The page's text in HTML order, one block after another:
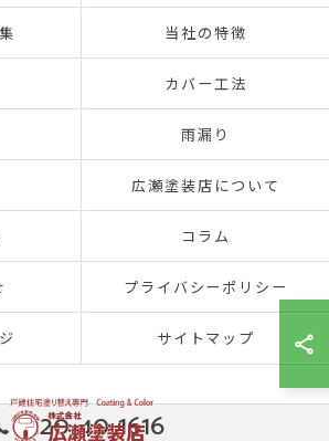
0120-40-1616
当社の特徴
カバー工法
雨漏り
広瀬塗装店について
コラム
プライバシーポリシー
サイトマップ